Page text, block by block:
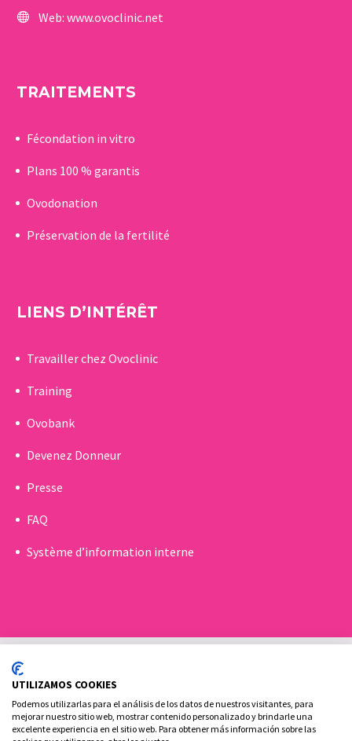
Web: www.ovoclinic.net
TRAITEMENTS
Fécondation in vitro
Plans 100 % garantis
Ovodonation
Préservation de la fertilité
LIENS D’INTÉRÊT
Travailler chez Ovoclinic
Training
Ovobank
Devenez Donneur
Presse
FAQ
Système d’information interne
Politique de Cookies Politique de confidentialité
UTILIZAMOS COOKIES
Podemos utilizarlas para el análisis de los datos de nuestros visitantes, para
mejorar nuestro sitio web, mostrar contenido personalizado y brindarle una
excelente experiencia en el sitio web. Para obtener más información sobre las